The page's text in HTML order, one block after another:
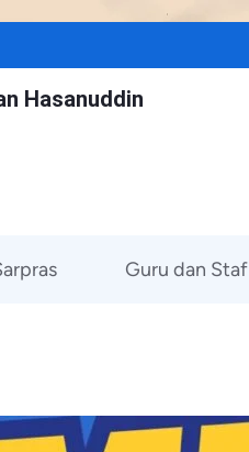
Hasanuddin
Guru dan Staf